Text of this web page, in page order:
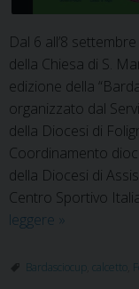
Dal 6 all’8
della Chiesa di S.
edizione della
organizzato dal
della Diocesi di
Coordinamento
della Diocesi di
Centro Sportivo
leggere Bardasciocup
torneo
»
Bardasciocup calcetto